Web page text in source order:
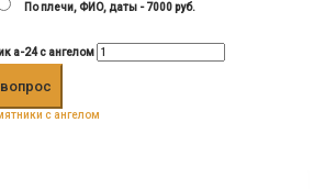
По плечи, ФИО, даты - 7000 руб.
а-24 с ангелом
с ангелом